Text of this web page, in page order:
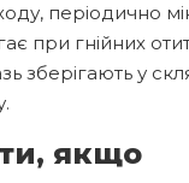
періодично
при гнійних
зберігають у
якщо